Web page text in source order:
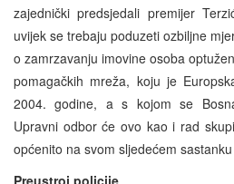
zajednički predsjedali premijer
uvijek se trebaju poduzeti ozbiljne
o zamrzavanju imovine osoba
pomagačkih mreža, koju je
2004. godine, a s kojom se
Upravni odbor će ovo kao i rad
općenito na svom sljedećem
Preustroj policije